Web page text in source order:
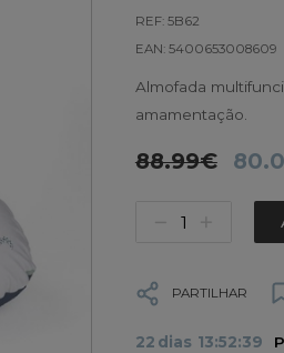
REF: 5B62
EAN: 5400653008609
Almofada
amamentação.
88.99€
PARTILHAR
22 dias 13:52:38